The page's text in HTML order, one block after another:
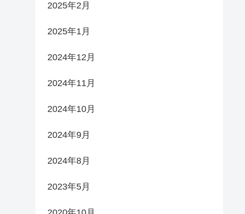
2025年2月
2025年1月
2024年12月
2024年11月
2024年10月
2024年9月
2024年8月
2023年5月